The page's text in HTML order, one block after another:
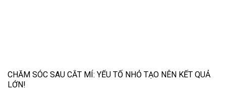
CHĂM SÓC SAU CẮT MÍ: YẾU TỐ NHỎ TẠO NÊN KẾT QUẢ
LỚN!